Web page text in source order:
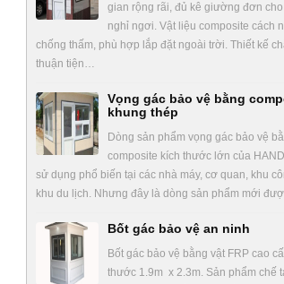
gian rộng rãi, đủ kê giường đơn
nghỉ ngơi. Vật liệu composite cách
chống thấm, phù hợp lắp đặt ngoài trời. Thiết kế
thuận tiện…
Vọng gác bảo vệ bằng
khung thép
Dòng sản phẩm vọng gác bảo vệ
composite kích thước lớn của
sử dụng phổ biến tại các nhà máy, cơ quan, khu
khu du lịch. Nhưng đây là dòng sản phẩm mới
Bốt gác bảo vệ an ninh
Bốt gác bảo vệ bằng vật FRP cao
thước 1.9m x 2.3m. Sản phẩm chế